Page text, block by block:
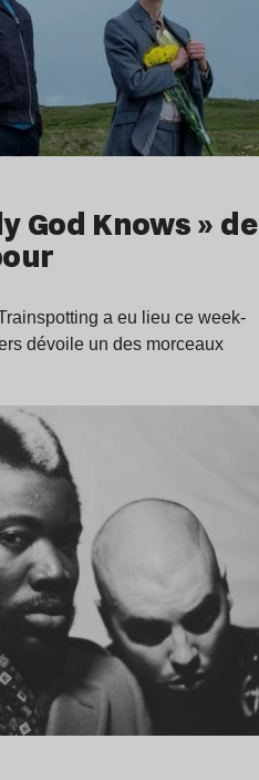
God Knows » de
a eu lieu ce week-
dévoile un des morceaux